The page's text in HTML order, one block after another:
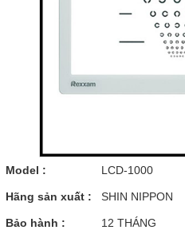
Model : LCD-1000
Hãng sản xuất : SHIN NIPPON
Bảo hành : 12 THÁNG